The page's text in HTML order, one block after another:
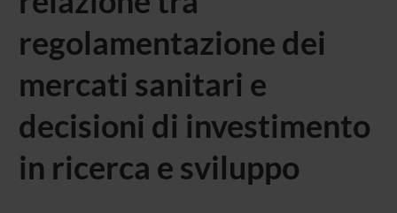
regolamentazione dei
mercati sanitari e
decisioni di investimento
in ricerca e sviluppo